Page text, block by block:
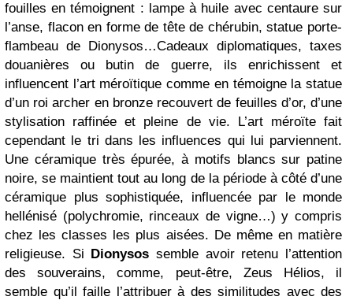
fouilles en témoignent : lampe à huile avec centaure sur
l’anse, flacon en forme de tête de chérubin, statue porte-
flambeau de Dionysos…Cadeaux diplomatiques, taxes
douanières ou butin de guerre, ils enrichissent et
influencent l’art méroïtique comme en témoigne la statue
d’un roi archer en bronze recouvert de feuilles d’or, d’une
stylisation raffinée et pleine de vie. L’art méroïte fait
cependant le tri dans les influences qui lui parviennent.
Une céramique très épurée, à motifs blancs sur patine
noire, se maintient tout au long de la période à côté d’une
céramique plus sophistiquée, influencée par le monde
hellénisé (polychromie, rinceaux de vigne…) y compris
chez les classes les plus aisées. De même en matière
religieuse. Si Dionysos semble avoir retenu l’attention
des souverains, comme, peut-être, Zeus Hélios, il
semble qu’il faille l’attribuer à des similitudes avec des